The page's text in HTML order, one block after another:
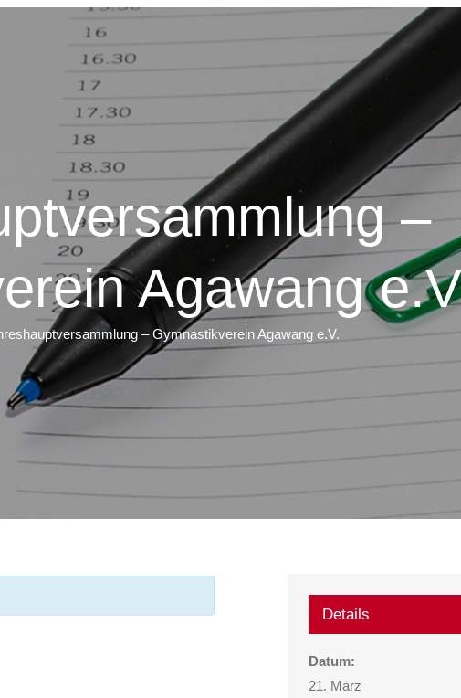
–
Agawang
– Gymnastikverein Agawang e.V.
Details
Datum:
21. März